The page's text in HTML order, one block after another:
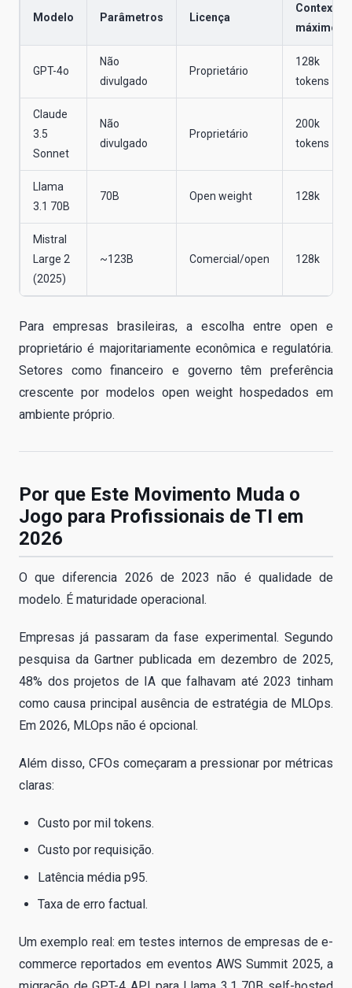
Modelo Parâmetros Licença
Contexto
máximo
GPT-4o
Não
divulgado
Proprietário
128k
tokens
Claude
3.5
Sonnet
Não
divulgado
Proprietário
200k
tokens
Llama
3.1 70B
70B Open weight 128k
Mistral
Large 2
(2025)
~123B Comercial/open 128k
Para empresas brasileiras, a escolha entre open e
proprietário é majoritariamente econômica e regulatória.
Setores como financeiro e governo têm preferência
crescente por modelos open weight hospedados em
ambiente próprio.
Por que Este Movimento Muda o
Jogo para Profissionais de TI em
2026
O que diferencia 2026 de 2023 não é qualidade de
modelo. É maturidade operacional.
Empresas já passaram da fase experimental. Segundo
pesquisa da Gartner publicada em dezembro de 2025,
48% dos projetos de IA que falhavam até 2023 tinham
como causa principal ausência de estratégia de MLOps.
Em 2026, MLOps não é opcional.
Além disso, CFOs começaram a pressionar por métricas
claras:
Custo por mil tokens.
Custo por requisição.
Latência média p95.
Taxa de erro factual.
Um exemplo real: em testes internos de empresas de e-
commerce reportados em eventos AWS Summit 2025, a